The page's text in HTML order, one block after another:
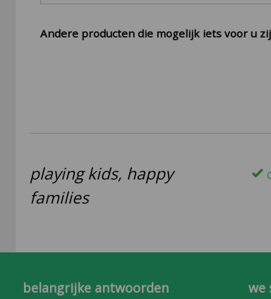
Andere producten die mogelijk iets voor u
playing kids, happy
families
belangrijke antwoorden we